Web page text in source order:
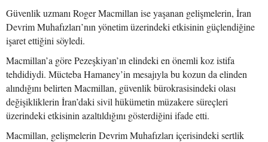
Güvenlik uzmanı Roger Macmillan ise yaşanan gelişmelerin, İran
Devrim Muhafızları’nın yönetim üzerindeki etkisinin güçlendiğine
işaret ettiğini söyledi.
Macmillan’a göre Pezeşkiyan’ın elindeki en önemli koz istifa
tehdidiydi. Mücteba Hamaney’in mesajıyla bu kozun da elinden
alındığını belirten Macmillan, güvenlik bürokrasisindeki olası
değişikliklerin İran’daki sivil hükümetin müzakere süreçleri
üzerindeki etkisinin azaltıldığını gösterdiğini ifade etti.
Macmillan, gelişmelerin Devrim Muhafızları içerisindeki sertlik